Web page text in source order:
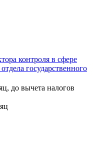
контроля в сфере
государственного
до вычета налогов